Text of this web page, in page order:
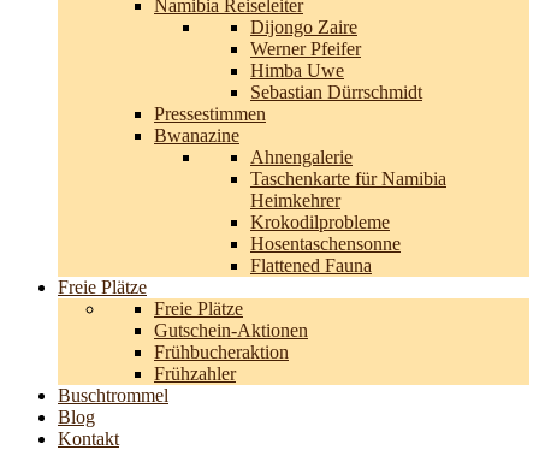
Namibia Reiseleiter
Dijongo Zaire
Werner Pfeifer
Himba Uwe
Sebastian Dürrschmidt
Pressestimmen
Bwanazine
Ahnengalerie
Taschenkarte für Namibia
Heimkehrer
Krokodilprobleme
Hosentaschensonne
Flattened Fauna
Freie Plätze
Freie Plätze
Gutschein-Aktionen
Frühbucheraktion
Frühzahler
Buschtrommel
Blog
Kontakt